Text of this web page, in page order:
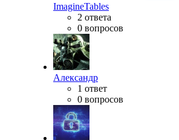
ImagineTables
2 ответа
0 вопросов
Александр
1 ответ
0 вопросов